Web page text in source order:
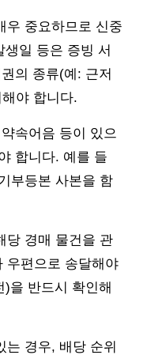
우 중요하므로 신중
일 등은 증빙 서
의 종류(예: 근저
야 합니다.
속어음 등이 있으
합니다. 예를 들
부등본 사본을 함
당 경매 물건을 관
우편으로 송달해야
을 반드시 확인해
는 경우, 배당 순위